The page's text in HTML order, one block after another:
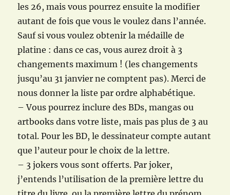
les 26, mais vous pourrez ensuite la modifier
autant de fois que vous le voulez dans l’année.
Sauf si vous voulez obtenir la médaille de
platine : dans ce cas, vous aurez droit à 3
changements maximum ! (les changements
jusqu’au 31 janvier ne comptent pas). Merci de
nous donner la liste par ordre alphabétique.
– Vous pourrez inclure des BDs, mangas ou
artbooks dans votre liste, mais pas plus de 3 au
total. Pour les BD, le dessinateur compte autant
que l’auteur pour le choix de la lettre.
– 3 jokers vous sont offerts. Par joker,
j’entends l’utilisation de la première lettre du